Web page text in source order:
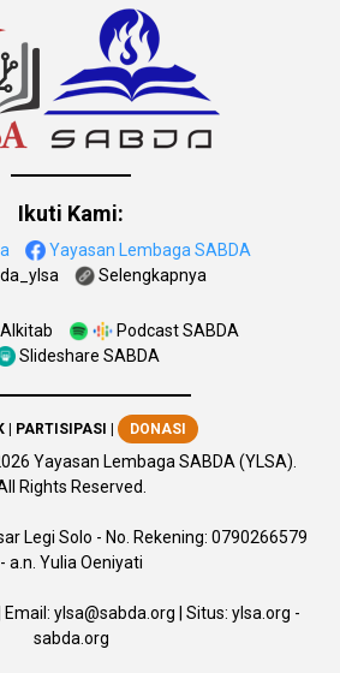
Ikuti Kami:
Yayasan Lembaga SABDA
Selengkapnya
Podcast SABDA
Slideshare SABDA
| PARTISIPASI | DONASI
Yayasan Lembaga SABDA (YLSA).
Rights Reserved.
Legi Solo - No. Rekening: 0790266579
- a.n. Yulia Oeniyati
Email: ylsa@sabda.org | Situs: ylsa.org -
sabda.org